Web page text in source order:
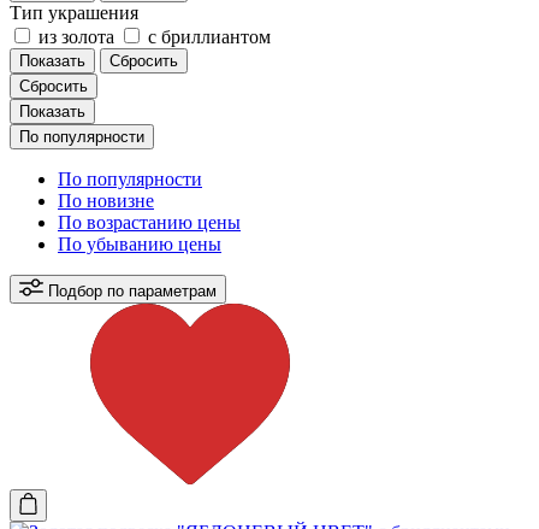
Тип украшения
из золота
с бриллиантом
Сбросить
Показать
По популярности
По популярности
По новизне
По возрастанию цены
По убыванию цены
Подбор по параметрам